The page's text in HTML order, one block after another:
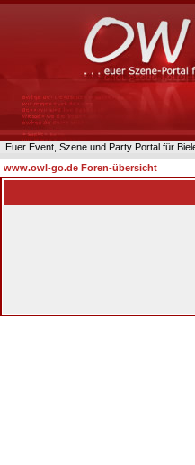
Euer Event, Szene und Party Portal für
www.owl-go.de Foren-übersicht